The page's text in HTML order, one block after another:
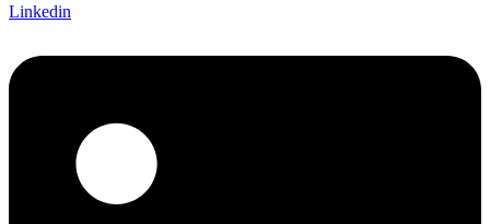
Linkedin